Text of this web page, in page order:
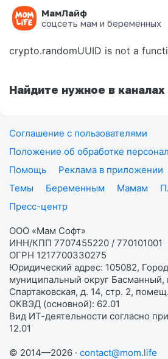
МамЛайф
соцсеть мам и беременных
Ошибка на странице
crypto.randomUUID is not a
Найдите нужное в каналах
Соглашение с пользователями
Положение об обработке
Помощь
Реклама в приложении
Темы
Беременным Мамам
Пресс-центр
ООО «Мам Софт»
ИНН/КПП 7707455220 / 770101001
ОГРН 1217700330275
Юридический адрес: 105082,
муниципальный округ Басманный,
Спартаковская, д. 14, стр. 2,
ОКВЭД (основной): 62.01
Вид ИТ-деятельности согласно
12.01
© 2014—2026 · contact@mom.life